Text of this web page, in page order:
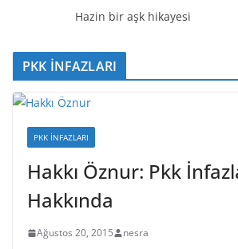
Hazin bir aşk hikayesi
PKK İNFAZLARI
PKK İNFAZLARI
Hakkı Öznur: Pkk
Hakkında
Ağustos 20, 2015 nesra